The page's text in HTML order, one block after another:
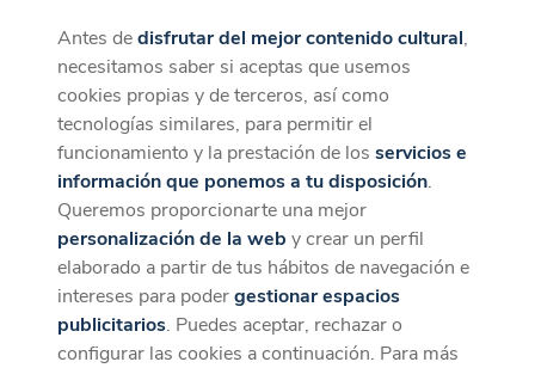
CaixaForum+
La mejor experiencia desde la App
Descargar
Antes dedisfrutar del mejor contenido cultural,
necesitamos saber si aceptas que usemos
cookies propias y de terceros, así como
tecnologías similares, para permitir el
funcionamiento y la prestación de losservicios e
información que ponemos a tu disposición.
Queremos proporcionarte una mejor
personalización de la web y crear un perfil
elaborado a partir de tus hábitos de navegación e
intereses para podergestionar espacios
publicitarios. Puedes aceptar, rechazar o
configurar las cookies a continuación. Para más